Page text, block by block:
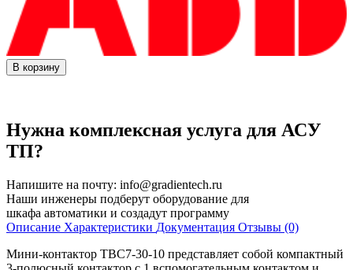
В корзину
Нужна комплексная услуга для АСУ
ТП?
Напишите на почту: info@gradientech.ru
Наши инженеры подберут оборудование для
шкафа автоматики и создадут программу
Описание Характеристики Документация Отзывы (0)
Мини-контактор TBC7-30-10 представляет собой компактный